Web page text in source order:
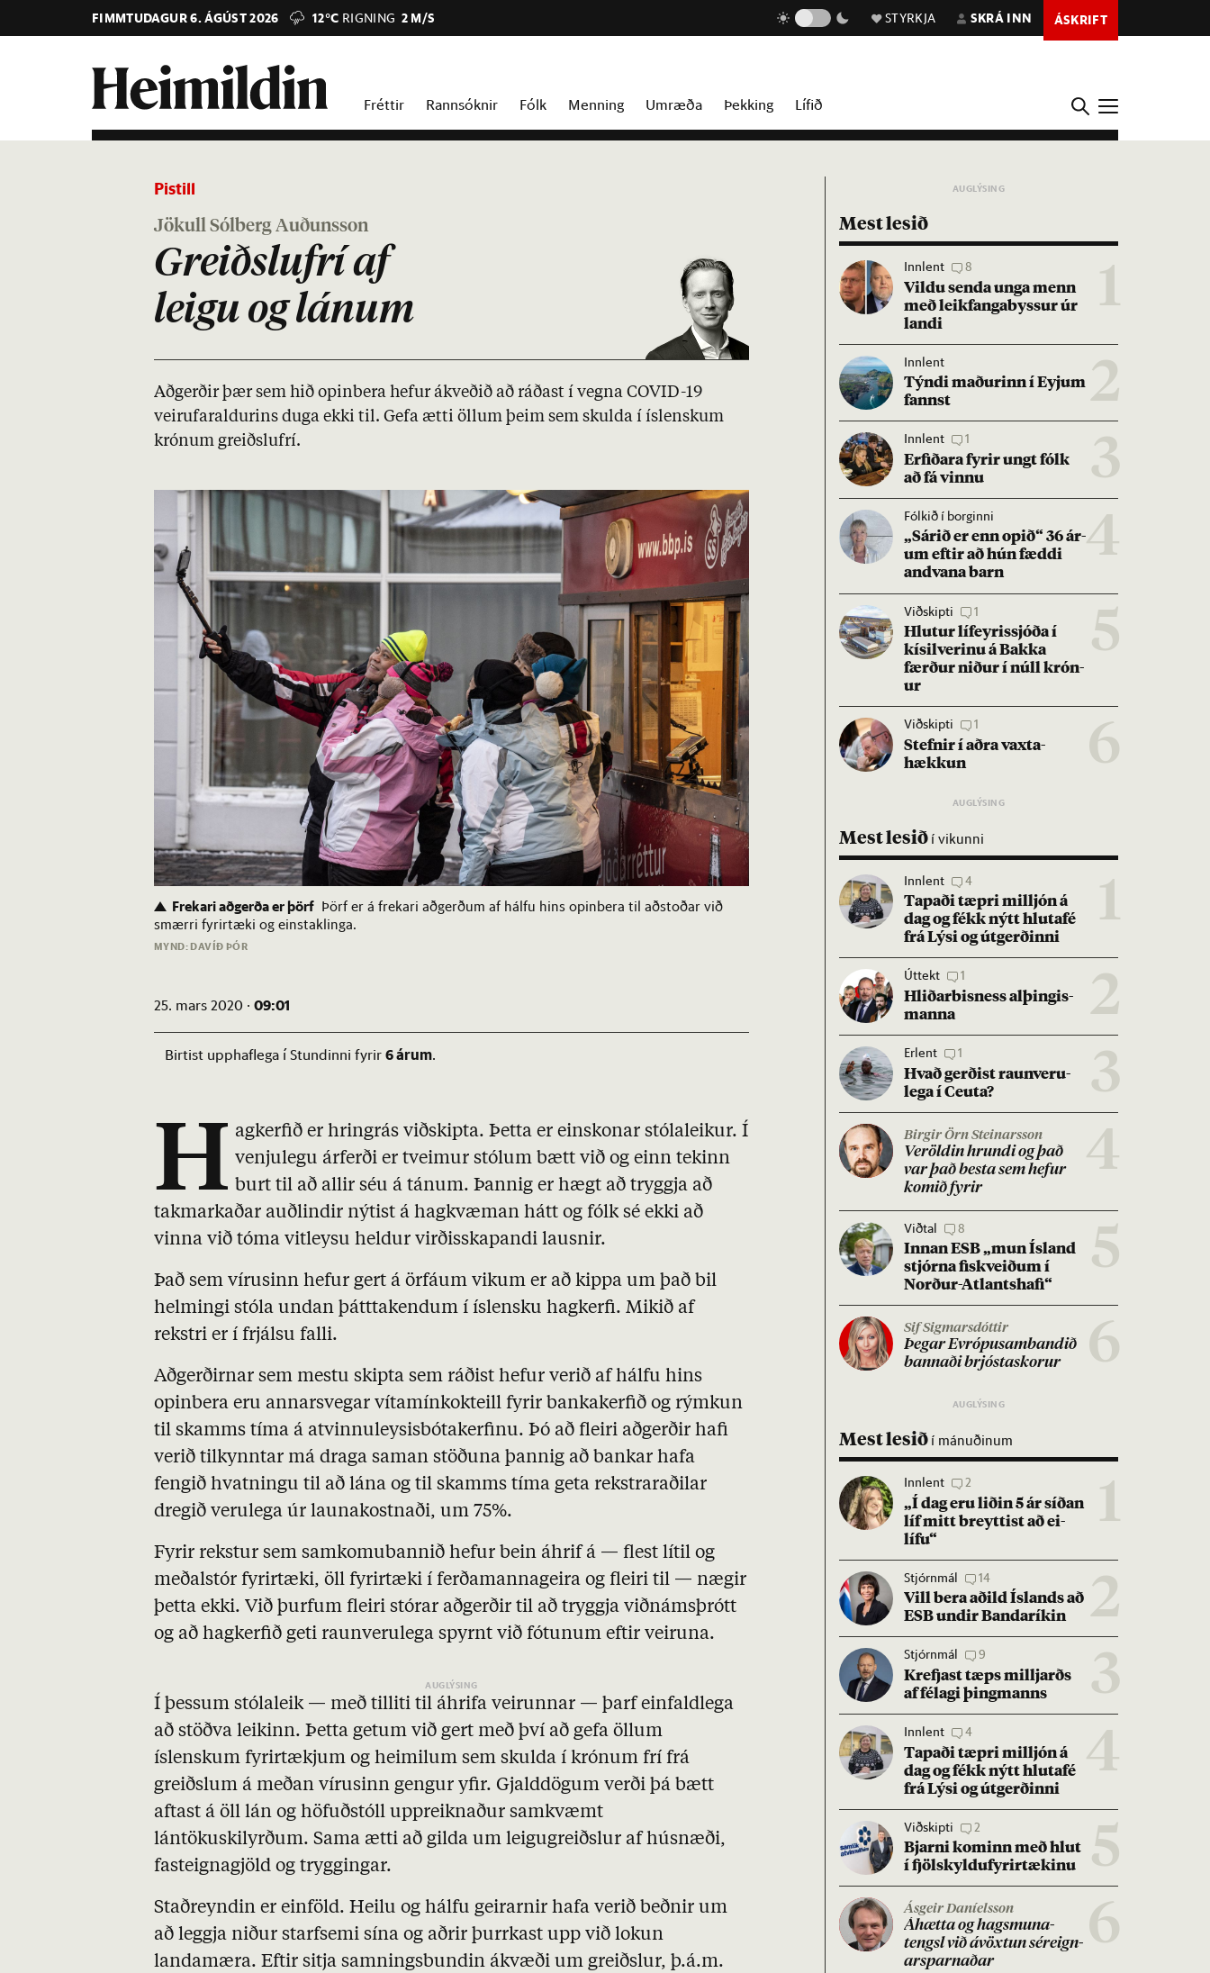
FIMMTUDAGUR 6. ÁGÚST 2026 12°C RIGNING 2 M/S STYRKJA SKRÁ INN ÁSKRIFT
Fréttir Rannsóknir Fólk Menning Umræða Þekking Lífið
Pistill
Jökull Sólberg Auðunsson
Greiðslufrí af
leigu og lánum
Að­gerð­ir þær sem hið op­in­bera hef­ur ákveð­ið að ráð­ast í vegna COVID-19
veirufar­ald­ur­ins duga ekki til. Gefa ætti öll­um þeim sem skulda í ís­lensk­um
krón­um greiðslu­frí.
Frekari aðgerða er þörf Þörf er á frekari aðgerðum af hálfu hins opinbera til aðstoðar við
smærri fyrirtæki og einstaklinga.
MYND: DAVÍÐ ÞÓR
25. mars 2020 ·09:01
Birtist upphaflega í Stundinni fyrir6 árum.
H agkerfið er hringrás viðskipta. Þetta er einskonar stólaleikur. Í
venjulegu árferði er tveimur stólum bætt við og einn tekinn
burt til að allir séu á tánum. Þannig er hægt að tryggja að
takmarkaðar auðlindir nýtist á hagkvæman hátt og fólk sé ekki að
vinna við tóma vitleysu heldur virðisskapandi lausnir.
Það sem vírusinn hefur gert á örfáum vikum er að kippa um það bil
helmingi stóla undan þátttakendum í íslensku hagkerfi. Mikið af
rekstri er í frjálsu falli.
Aðgerðirnar sem mestu skipta sem ráðist hefur verið af hálfu hins
opinbera eru annarsvegar vítamínkokteill fyrir bankakerfið og rýmkun
til skamms tíma á atvinnuleysisbótakerfinu. Þó að fleiri aðgerðir hafi
verið tilkynntar má draga saman stöðuna þannig að bankar hafa
fengið hvatningu til að lána og til skamms tíma geta rekstraraðilar
dregið verulega úr launakostnaði, um 75%.
Fyrir rekstur sem samkomubannið hefur bein áhrif á — flest lítil og
meðalstór fyrirtæki, öll fyrirtæki í ferðamannageira og fleiri til — nægir
þetta ekki. Við þurfum fleiri stórar aðgerðir til að tryggja viðnámsþrótt
og að hagkerfið geti raunverulega spyrnt við fótunum eftir veiruna.
Í þessum stólaleik — með tilliti til áhrifa veirunnar — þarf einfaldlega
að stöðva leikinn. Þetta getum við gert með því að gefa öllum
íslenskum fyrirtækjum og heimilum sem skulda í krónum frí frá
greiðslum á meðan vírusinn gengur yfir. Gjalddögum verði þá bætt
aftast á öll lán og höfuðstóll uppreiknaður samkvæmt
lántökuskilyrðum. Sama ætti að gilda um leigugreiðslur af húsnæði,
fasteignagjöld og tryggingar.
Staðreyndin er einföld. Heilu og hálfu geirarnir hafa verið beðnir um
að leggja niður starfsemi sína og aðrir þurrkast upp við lokun
landamæra. Eftir sitja samningsbundin ákvæði um greiðslur, þ.á.m.
Mest lesið
1
Innlent 8
Vildu senda unga menn
með leik­fanga­byss­ur úr
landi
2
Innlent
Týndi mað­ur­inn í Eyj­um
fannst
3
Innlent 1
Erf­ið­ara fyr­ir ungt fólk
að fá vinnu
4
Fólkið í borginni
„Sár­ið er enn op­ið“ 36 ár­
um eft­ir að hún fæddi
and­vana barn
5
Viðskipti 1
Hlut­ur líf­eyr­is­sjóða í
kís­il­ver­inu á Bakka
færð­ur nið­ur í núll krón­
ur
6
Viðskipti 1
Stefn­ir í aðra vaxta­
hækk­un
Mest lesið í vikunni
1
Innlent 4
Tap­aði tæpri millj­ón á
dag og fékk nýtt hluta­fé
frá Lýsi og út­gerð­inni
2
Úttekt 1
Hlið­ar­bis­ness al­þing­is­
manna
3
Erlent 1
Hvað gerð­ist raun­veru­
lega í Ceuta?
4
Birgir Örn Steinarsson
Ver­öld­in hrundi og það
var það besta sem hef­ur
kom­ið fyr­ir
5
Viðtal 8
Inn­an ESB „mun Ís­land
stjórna fisk­veið­um í
Norð­ur-Atlants­hafi“
6
Sif Sigmarsdóttir
Þeg­ar Evr­ópu­sam­band­ið
bann­aði brjósta­skor­ur
Mest lesið í mánuðinum
1
Innlent 2
„Í dag eru lið­in 5 ár síð­an
líf mitt breytt­ist að ei­
lífu“
2
Stjórnmál 14
Vill bera að­ild Ís­lands að
ESB und­ir Banda­rík­in
3
Stjórnmál 9
Krefjast tæps millj­arðs
af fé­lagi þing­manns
4
Innlent 4
Tap­aði tæpri millj­ón á
dag og fékk nýtt hluta­fé
frá Lýsi og út­gerð­inni
5
Viðskipti 2
Bjarni kom­inn með hlut
í fjöl­skyldu­fyr­ir­tæk­inu
6
Ásgeir Daníelsson
Áhætta og hags­muna­
tengsl við ávöxt­un sér­eign­
ar­sparn­að­ar